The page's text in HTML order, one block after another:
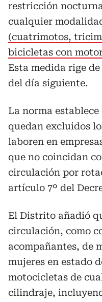
restricción
cualquier
(cuatrimotos,
bicicletas con
Esta medida rige de
del día siguiente.
La norma
quedan excluidos
laboren en
que no coincidan
circulación por
artículo 7º del
El Distrito añadió
circulación, como
acompañantes, de
mujeres en estado
motocicletas de
cilindraje,